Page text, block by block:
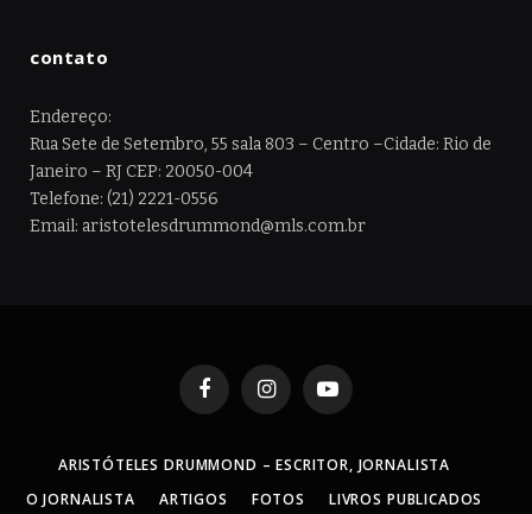
contato
Endereço:
Rua Sete de Setembro, 55 sala 803 – Centro –Cidade: Rio de
Janeiro – RJ CEP: 20050-004
Telefone: (21) 2221-0556
Email: aristotelesdrummond@mls.com.br
FacebookInstagramYouTube
ARISTÓTELES DRUMMOND – ESCRITOR, JORNALISTA
O JORNALISTA
ARTIGOS FOTOS LIVROS PUBLICADOS